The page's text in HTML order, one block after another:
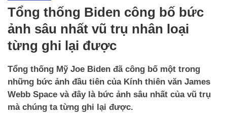
Tổng thống Biden công bố bức
ảnh sâu nhất vũ trụ nhân loại
từng ghi lại được
Tổng thống Mỹ Joe Biden đã công bố một trong
những bức ảnh đầu tiên của Kính thiên văn James
Webb Space và đây là bức ảnh sâu nhất của vũ trụ
mà chúng ta từng ghi lại được.